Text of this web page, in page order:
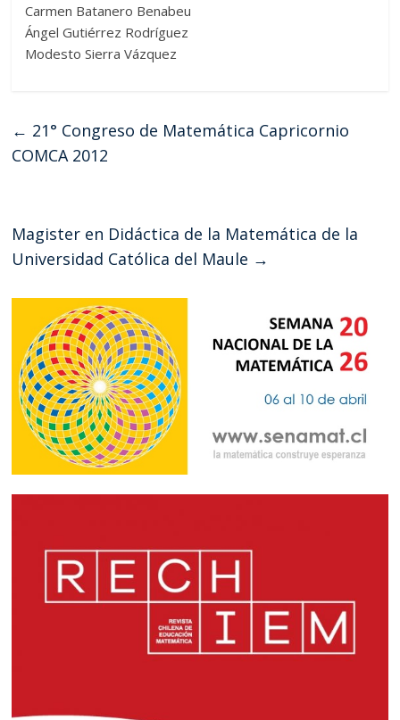
Carmen Batanero Benabeu
Ángel Gutiérrez Rodríguez
Modesto Sierra Vázquez
← 21° Congreso de Matemática Capricornio
COMCA 2012
Magister en Didáctica de la Matemática de la
Universidad Católica del Maule →